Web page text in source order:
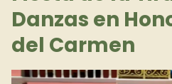
Danzas en
del Carmen